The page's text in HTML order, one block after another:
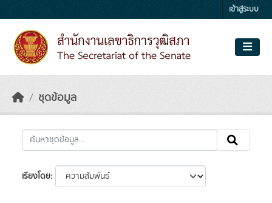
เข้าสู่ระบบ
ชุดข้อมูล
เรียงโดย